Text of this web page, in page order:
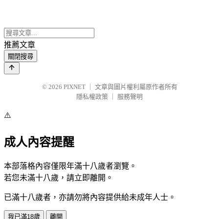
推薦文章
關閉搜尋
© 2026 PIXNET
文章與圖片權利屬原作者所有
隱私權政策
服務聲明
⚠️
成人內容提醒
本部落格內容僅限年滿十八歲者瀏覽。
若您未滿十八歲，請立即離開。
已滿十八歲者，亦請勿將內容提供給未成年人士。
我已滿18歲 離開